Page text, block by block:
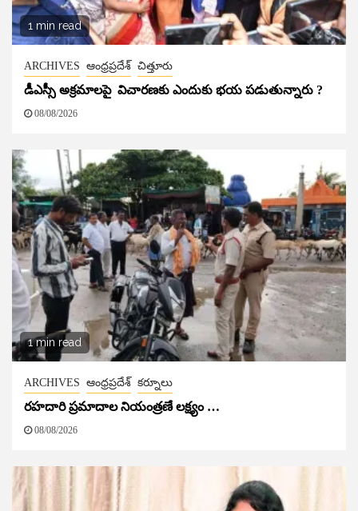
1 min read
ARCHIVES ఆంధ్రప్రదేశ్ చిత్తూరు
డీఎస్సీ అక్రమాలపై విచారణకు ఎందుకు భయ పడుతున్నారు ?
08/08/2026
1 min read
ARCHIVES ఆంధ్రప్రదేశ్ కర్నూలు
రహదారి ప్రమాదాల నియంత్రణే లక్ష్యం …
08/08/2026